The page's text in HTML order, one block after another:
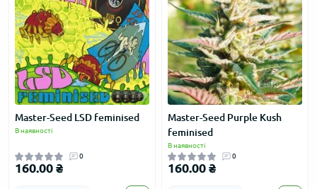
Master-Seed LSD feminised
В наявності
0
160.00 ₴
Master-Seed Purple Kush
feminised
В наявності
0
160.00 ₴